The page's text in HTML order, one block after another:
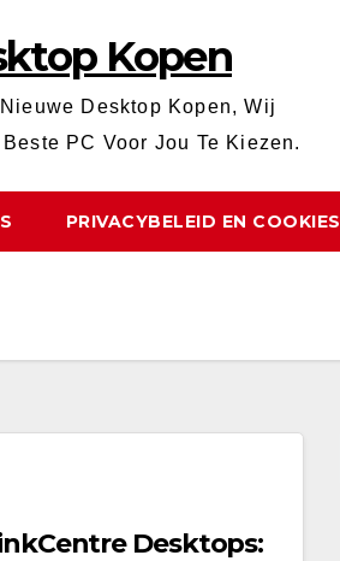
Kopen
Desktop Kopen, Wij
PC Voor Jou Te Kiezen.
PRIVACYBELEID EN COOKIES
Desktops: